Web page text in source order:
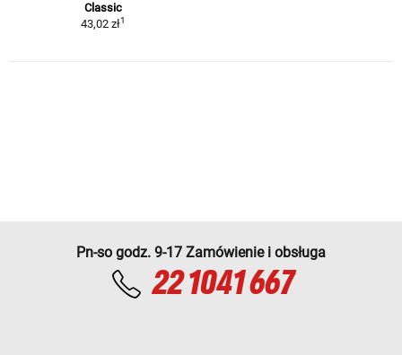
Classic
43,02 zł1
Pn-so godz. 9-17 Zamówienie i obsługa
22 1041 667